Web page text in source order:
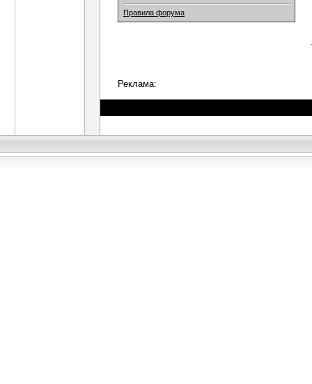
Правила форума
Реклама: